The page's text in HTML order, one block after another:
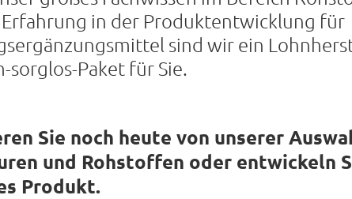
in der Produktentwicklung für
sind wir ein
sorglos-Paket für Sie.
Sie noch heute von unserer
und Rohstoffen oder entwickeln
Produkt.